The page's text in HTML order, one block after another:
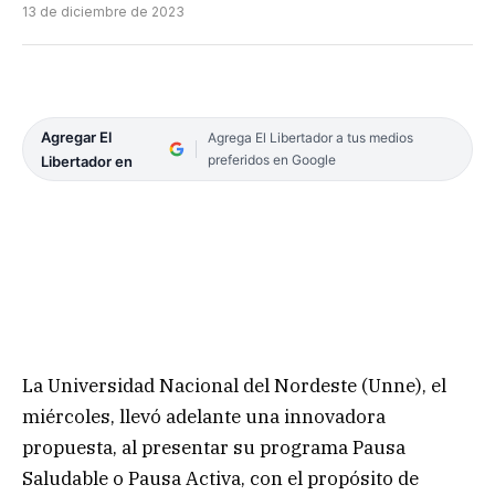
13 de diciembre de 2023
Agregar El
Libertador en
Agrega El Libertador a tus medios
preferidos en Google
La Universidad Nacional del Nordeste (Unne), el
miércoles, llevó adelante una innovadora
propuesta, al presentar su programa Pausa
Saludable o Pausa Activa, con el propósito de